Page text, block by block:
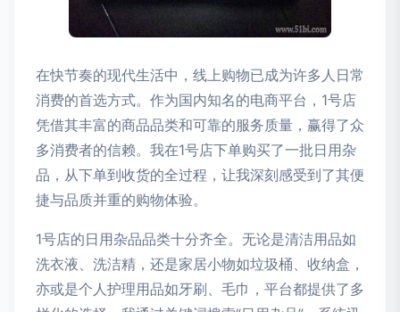
在快节奏的现代生活中，线上购物已成为许多人日常
消费的首选方式。作为国内知名的电商平台，1号店
凭借其丰富的商品品类和可靠的服务质量，赢得了众
多消费者的信赖。我在1号店下单购买了一批日用杂
品，从下单到收货的全过程，让我深刻感受到了其便
捷与品质并重的购物体验。
1号店的日用杂品品类十分齐全。无论是清洁用品如
洗衣液、洗洁精，还是家居小物如垃圾桶、收纳盒，
亦或是个人护理用品如牙刷、毛巾，平台都提供了多